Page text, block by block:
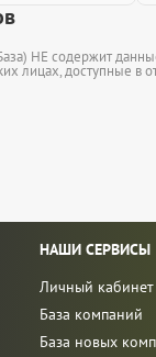
НЕ содержит
лицах, доступные в
НАШИ СЕРВИСЫ
Личный кабинет
База компаний
База новых